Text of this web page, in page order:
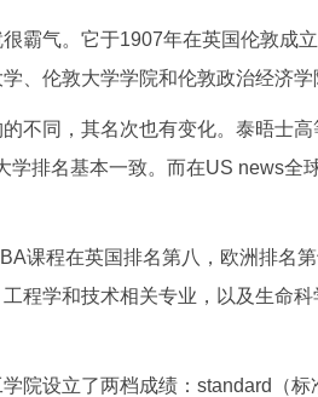
霸气。它于1907年在英国伦敦成
、伦敦大学学院和伦敦政治经济学
不同，其名次也有变化。泰晤士
学排名基本一致。而在US news全
课程在英国排名第八，欧洲排名
程学和技术相关专业，以及生命
院设立了两档成绩：standard（